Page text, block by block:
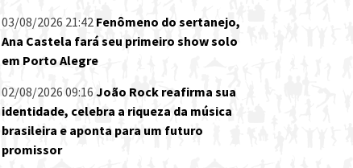
03/08/2026 21:42 Fenômeno do sertanejo,
Ana Castela fará seu primeiro show solo
em Porto Alegre
02/08/2026 09:16 João Rock reafirma sua
identidade, celebra a riqueza da música
brasileira e aponta para um futuro
promissor